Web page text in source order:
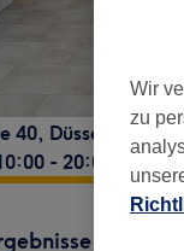
40, Düsseldorf,
- 20:00
Wir
zu